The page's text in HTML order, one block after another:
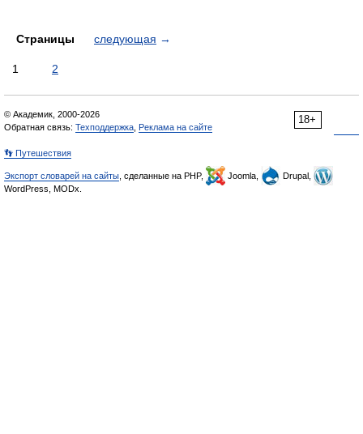
Страницы следующая →
1 2
18+
© Академик, 2000-2026
Обратная связь: Техподдержка Реклама на сайте
👣 Путешествия
Экспорт словарей на сайты , сделанные на PHP, Joomla,
Drupal,
WordPress, MODx.